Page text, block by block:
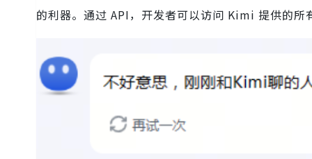
的利器。通过 API，开发者可以访问 Kimi 提供的